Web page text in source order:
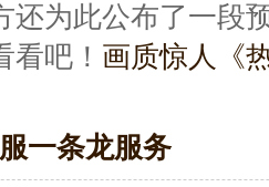
还为此公布了一段
吧！ 画质惊人《
一条龙服务